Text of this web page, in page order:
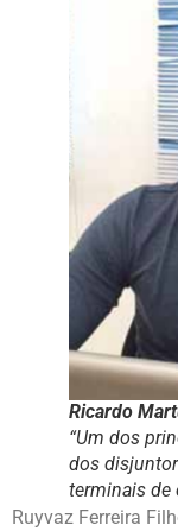
Ricardo
“Um dos
dos
terminais de
Ruyvaz Ferreira